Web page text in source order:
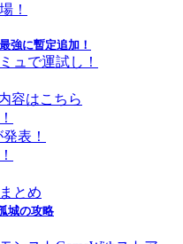
！
最強に暫定追加！
ュで運試し！
容はこちら
表！
とめ
城の攻略